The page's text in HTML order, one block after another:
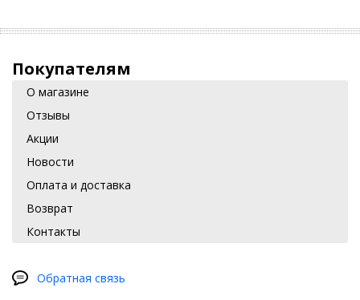
Покупателям
О магазине
Отзывы
Акции
Новости
Оплата и доставка
Возврат
Контакты
Обратная связь